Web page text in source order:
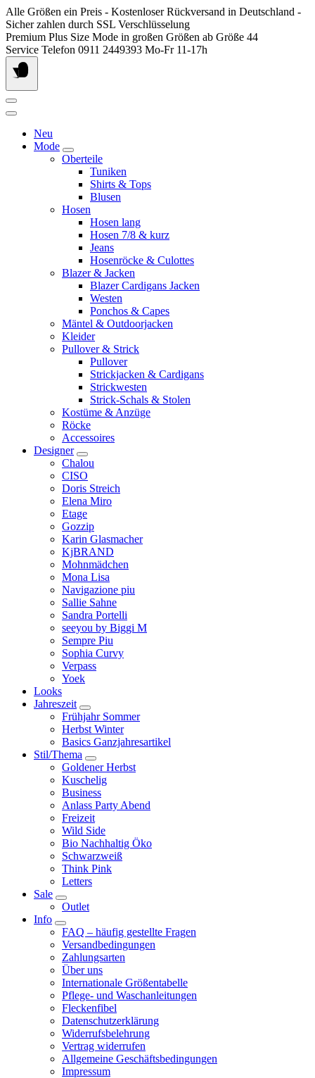
Springen
Sie
zum
Inhalt
Alle Größen ein Preis - Kostenloser Rückversand in Deutschland -
Sicher zahlen durch SSL Verschlüsselung
Premium Plus Size Mode in großen Größen ab Größe 44
Service Telefon 0911 2449393 Mo-Fr 11-17h
Neu
Mode
Oberteile
Tuniken
Shirts & Tops
Blusen
Hosen
Hosen lang
Hosen 7/8 & kurz
Jeans
Hosenröcke & Culottes
Blazer & Jacken
Blazer Cardigans Jacken
Westen
Ponchos & Capes
Mäntel & Outdoorjacken
Kleider
Pullover & Strick
Pullover
Strickjacken & Cardigans
Strickwesten
Strick-Schals & Stolen
Kostüme & Anzüge
Röcke
Accessoires
Designer
Chalou
CISO
Doris Streich
Elena Miro
Etage
Gozzip
Karin Glasmacher
KjBRAND
Mohnmädchen
Mona Lisa
Navigazione piu
Sallie Sahne
Sandra Portelli
seeyou by Biggi M
Sempre Piu
Sophia Curvy
Verpass
Yoek
Looks
Jahreszeit
Frühjahr Sommer
Herbst Winter
Basics Ganzjahresartikel
Stil/Thema
Goldener Herbst
Kuschelig
Business
Anlass Party Abend
Freizeit
Wild Side
Bio Nachhaltig Öko
Schwarzweiß
Think Pink
Letters
Sale
Outlet
Info
FAQ – häufig gestellte Fragen
Versandbedingungen
Zahlungsarten
Über uns
Internationale Größentabelle
Pflege- und Waschanleitungen
Fleckenfibel
Datenschutzerklärung
Widerrufsbelehrung
Vertrag widerrufen
Allgemeine Geschäftsbedingungen
Impressum